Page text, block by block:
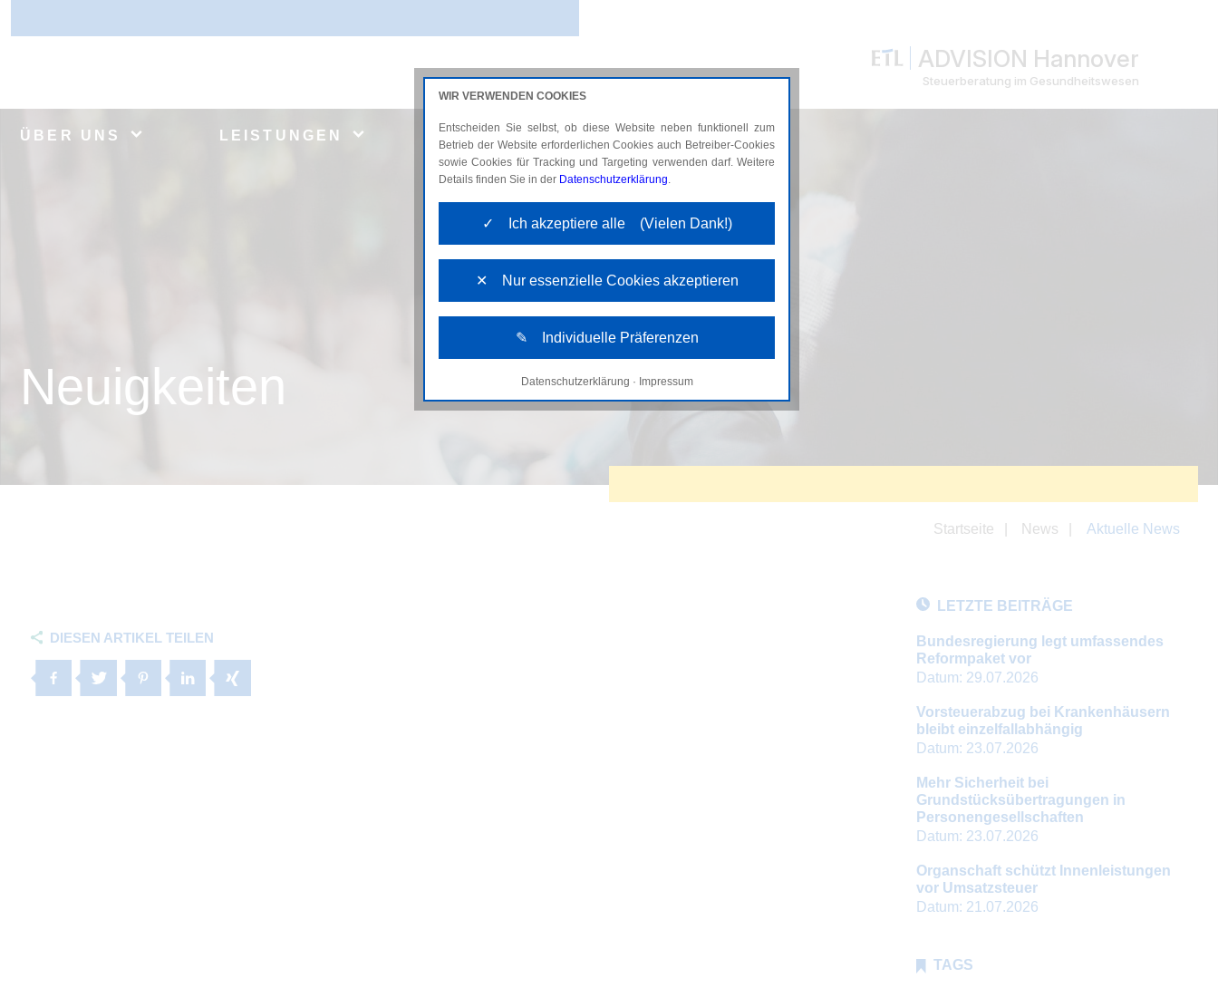
ADVISION Hannover
Steuerberatung im Gesundheitswesen
ÜBER UNS LEISTUNGEN AKTUELLES KARRIERE
Neuigkeiten
Startseite News Aktuelle News
DIESEN ARTIKEL TEILEN
LETZTE BEITRÄGE
Bundesregierung legt umfassendes
Reformpaket vor
Datum: 29.07.2026
Vorsteuerabzug bei Krankenhäusern
bleibt einzelfallabhängig
Datum: 23.07.2026
Mehr Sicherheit bei
Grundstücksübertragungen in
Personengesellschaften
Datum: 23.07.2026
Organschaft schützt Innenleistungen
vor Umsatzsteuer
Datum: 21.07.2026
TAGS
WIR VERWENDEN COOKIES
Entscheiden Sie selbst, ob diese Website neben funktionell zum
Betrieb der Website erforderlichen Cookies auch Betreiber-Cookies
sowie Cookies für Tracking und Targeting verwenden darf. Weitere
Details finden Sie in der Datenschutzerklärung.
✓ Ich akzeptiere alle (Vielen Dank!)
✕ Nur essenzielle Cookies akzeptieren
✎ Individuelle Präferenzen
Notwendige Cookies
Datenschutzerklärung · Impressum